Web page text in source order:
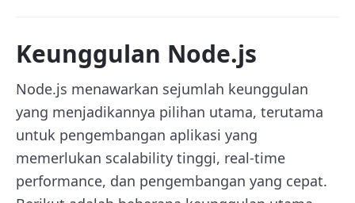
Keunggulan Node.js
Node.js menawarkan sejumlah keunggulan
yang menjadikannya pilihan utama, terutama
untuk pengembangan aplikasi yang
memerlukan scalability tinggi, real-time
performance, dan pengembangan yang cepat.